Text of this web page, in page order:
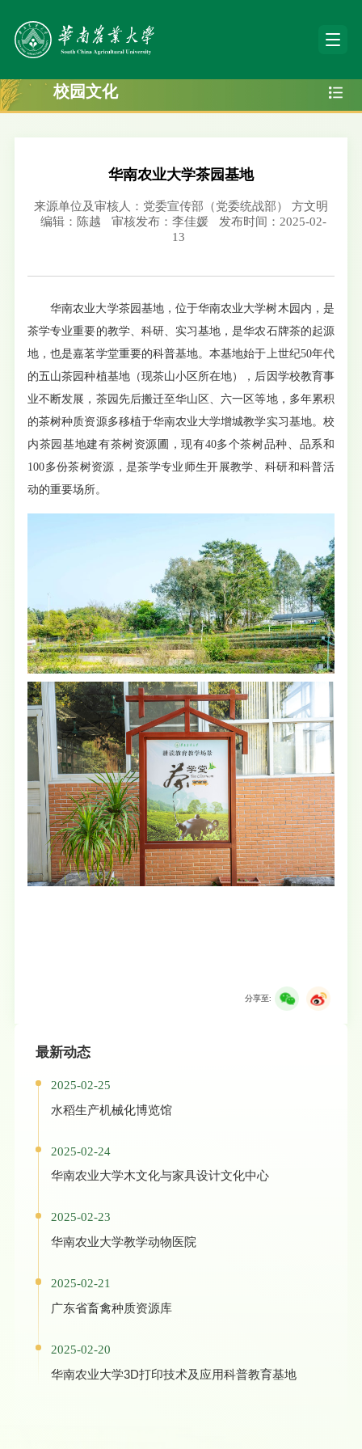
校园文化
华南农业大学茶园基地
来源单位及审核人：党委宣传部（党委统战部） 方文明
编辑：陈越
审核发布：李佳媛
发布时间：2025-02-
13
华南农业大学茶园基地，位于华南农业大学树木园内，是
茶学专业重要的教学、科研、实习基地，是华农石牌茶的起源
地，也是嘉茗学堂重要的科普基地。本基地始于上世纪50年代
的五山茶园种植基地（现茶山小区所在地），后因学校教育事
业不断发展，茶园先后搬迁至华山区、六一区等地，多年累积
的茶树种质资源多移植于华南农业大学增城教学实习基地。校
内茶园基地建有茶树资源圃，现有40多个茶树品种、品系和
100多份茶树资源，是茶学专业师生开展教学、科研和科普活
动的重要场所。
分享至:
最新动态
2025-02-25
水稻生产机械化博览馆
2025-02-24
华南农业大学木文化与家具设计文化中心
2025-02-23
华南农业大学教学动物医院
2025-02-21
广东省畜禽种质资源库
2025-02-20
华南农业大学3D打印技术及应用科普教育基地